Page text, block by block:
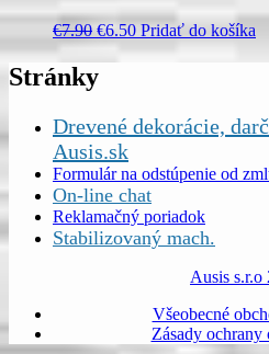
€7.90 €6.50 Pridať do košíka
Stránky
Drevené dekorácie,
Ausis.sk
Formulár na odstúpenie od
On-line chat
Reklamačný poriadok
Stabilizovaný mach.
Ausis s.r.o
Všeobecné
Zásady ochrany